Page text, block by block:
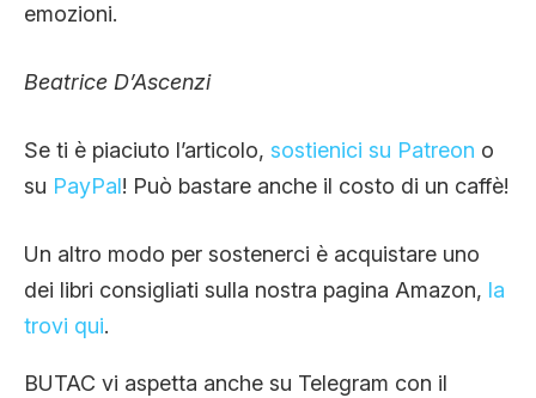
emozioni.
Beatrice D’Ascenzi
Se ti è piaciuto l’articolo, sostienici su Patreon o
su PayPal! Può bastare anche il costo di un caffè!
Un altro modo per sostenerci è acquistare uno
dei libri consigliati sulla nostra pagina Amazon, la
trovi qui.
BUTAC vi aspetta anche su Telegram con il